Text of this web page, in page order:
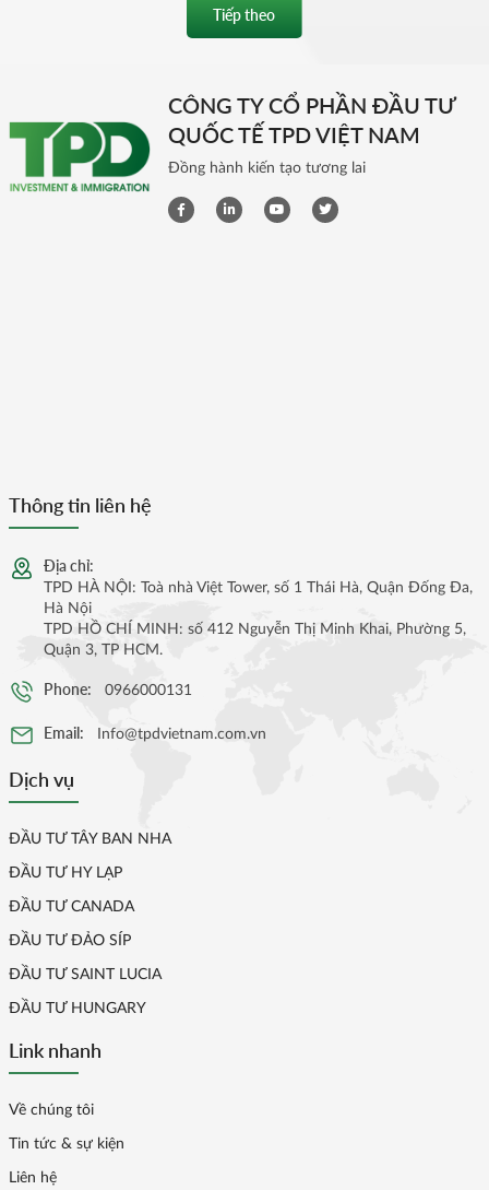
Tiếp theo
CÔNG TY CỔ PHẦN ĐẦU TƯ
QUỐC TẾ TPD VIỆT NAM
Đồng hành kiến tạo tương lai
Thông tin liên hệ
Địa chỉ:
TPD HÀ NỘI: Toà nhà Việt Tower, số 1 Thái Hà, Quận Đống Đa,
Hà Nội
TPD HỒ CHÍ MINH: số 412 Nguyễn Thị Minh Khai, Phường 5,
Quận 3, TP HCM.
Phone: 0966000131
Email: Info@tpdvietnam.com.vn
Dịch vụ
ĐẦU TƯ TÂY BAN NHA
ĐẦU TƯ HY LẠP
ĐẦU TƯ CANADA
ĐẦU TƯ ĐẢO SÍP
ĐẦU TƯ SAINT LUCIA
ĐẦU TƯ HUNGARY
Link nhanh
Về chúng tôi
Tin tức & sự kiện
Liên hệ